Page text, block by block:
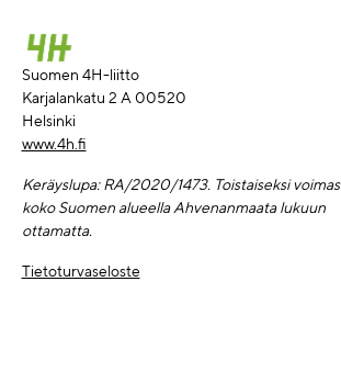
Suomen 4H-liitto
Karjalankatu 2 A 00520
Helsinki
www.4h.fi
Keräyslupa: RA/2020/1473. Toistaiseksi
koko Suomen alueella Ahvenanmaata lukuun
ottamatta.
Tietoturvaseloste